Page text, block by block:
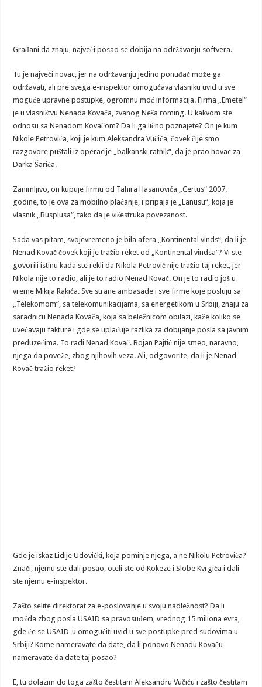
Građani da znaju, najveći posao se dobija na održavanju softvera.
Tu je najveći novac, jer na održavanju jedino ponuđač može ga
održavati, ali pre svega e-inspektor omogućava vlasniku uvid u sve
moguće upravne postupke, ogromnu moć informacija. Firma „Emetel“
je u vlasništvu Nenada Kovača, zvanog Neša roming. U kakvom ste
odnosu sa Nenadom Kovačom? Da li ga lično poznajete? On je kum
Nikole Petrovića, koji je kum Aleksandra Vučića, čovek čije smo
razgovore puštali iz operacije „balkanski ratnik“, da je prao novac za
Darka Šarića.
Zanimljivo, on kupuje firmu od Tahira Hasanovića „Certus“ 2007.
godine, to je ova za mobilno plaćanje, i pripaja je „Lanusu“, koja je
vlasnik „Busplusa“, tako da je višestruka povezanost.
Sada vas pitam, svojevremeno je bila afera „Kontinental vinds“, da li je
Nenad Kovač čovek koji je tražio reket od „Kontinental vindsa“? Vi ste
govorili istinu kada ste rekli da Nikola Petrović nije tražio taj reket, jer
Nikola nije to radio, ali je to radio Nenad Kovač. On je to radio još u
vreme Mikija Rakića. Sve strane ambasade i sve firme koje posluju sa
„Telekomom“, sa telekomunikacijama, sa energetikom u Srbiji, znaju za
saradnicu Nenada Kovača, koja sa beležnicom obilazi, kaže koliko se
uvećavaju fakture i gde se uplaćuje razlika za dobijanje posla sa javnim
preduzećima. To radi Nenad Kovač. Bojan Pajtić nije smeo, naravno,
njega da poveže, zbog njihovih veza. Ali, odgovorite, da li je Nenad
Kovač tražio reket?
Gde je iskaz Lidije Udovički, koja pominje njega, a ne Nikolu Petrovića?
Znači, njemu ste dali posao, oteli ste od Kokeze i Slobe Kvrgića i dali
ste njemu e-inspektor.
Zašto selite direktorat za e-poslovanje u svoju nadležnost? Da li
možda zbog posla USAID sa pravosuđem, vrednog 15 miliona evra,
gde će se USAID-u omogućiti uvid u sve postupke pred sudovima u
Srbiji? Kome nameravate da date, da li ponovo Nenadu Kovaču
nameravate da date taj posao?
E, tu dolazim do toga zašto čestitam Aleksandru Vučiću i zašto čestitam